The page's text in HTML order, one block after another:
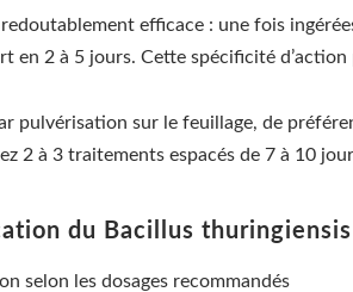
redoutablement efficace : une fois
en 2 à 5 jours. Cette spécificité
pulvérisation sur le feuillage, de
2 à 3 traitements espacés de 7 à 10
du Bacillus thuringiensis
selon les dosages recommandés